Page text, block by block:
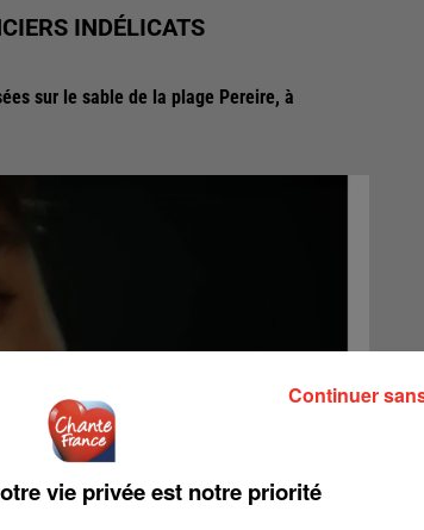
INDÉLICATS
sur le sable de la plage Pereire, à
vie privée est notre priorité
Continuer